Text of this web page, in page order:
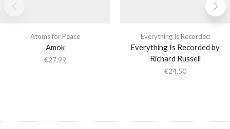
Atoms for Peace
Amok
€27,99
Everything Is Recorded
Everything Is Recorded by
Richard Russell
€24,50